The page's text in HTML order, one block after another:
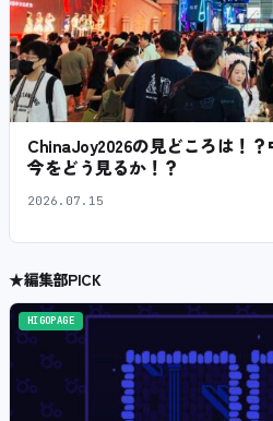
ChinaJoy2026の見どころは！
今をどう見るか！？
2026.07.15
★編集部PICK
HIGOPAGE